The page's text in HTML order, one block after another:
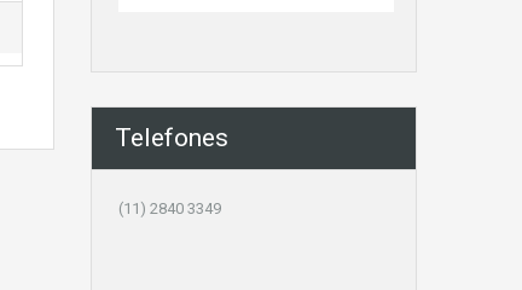
Telefones
(11) 2840 3349